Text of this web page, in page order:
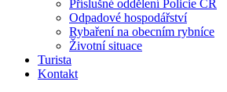
Příslušné oddělení Policie ČR
Odpadové hospodářství
Rybaření na obecním rybníce
Životní situace
Turista
Kontakt